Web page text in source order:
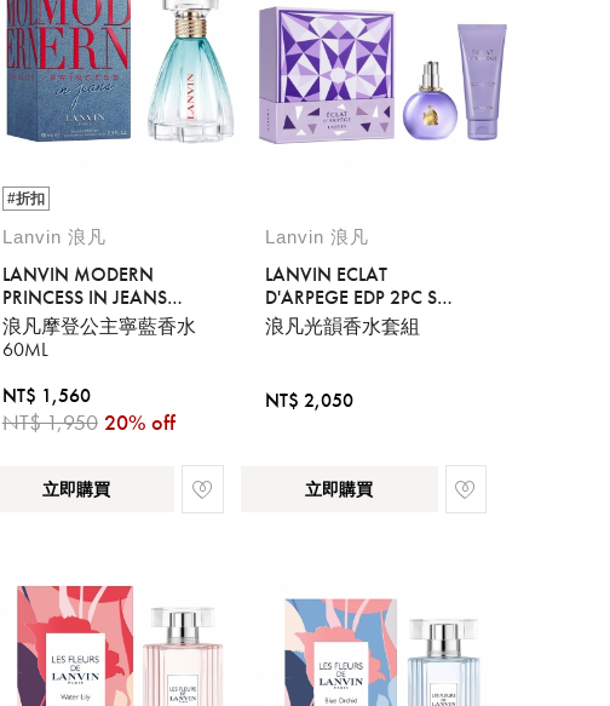
#折扣
Lanvin 浪凡
LANVIN MODERN
PRINCESS IN JEANS
EDP 60ML
浪凡摩登公主寧藍香水
60ML
NT$ 1,560
NT$ 1,950 20% off
立即購買
Lanvin 浪凡
LANVIN ECLAT
D'ARPEGE EDP 2PC SET
EDP 50ML + BODY
LOTION 100ML
浪凡光韻香水套組
NT$ 2,050
立即購買